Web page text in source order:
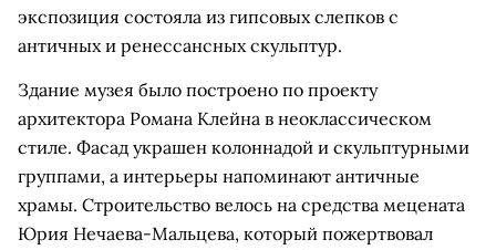
экспозиция состояла из гипсовых слепков с
античных и ренессансных скульптур.
Здание музея было построено по проекту
архитектора Романа Клейна в неоклассическом
стиле. Фасад украшен колоннадой и скульптурными
группами, а интерьеры напоминают античные
храмы. Строительство велось на средства мецената
Юрия Нечаева-Мальцева, который пожертвовал